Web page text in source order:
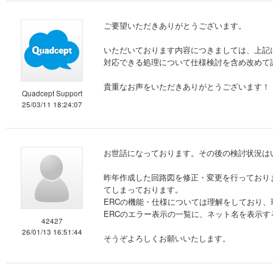
Quadcept Support
25/03/11 18:24:07
ご要望いただきありがとうございます。
いただいております内容につきましては、上
対応できる処理について仕様検討を含め改め
貴重なお声をいただきありがとうございます！
42427
26/01/13 16:51:44
お世話になっております。その後の検討状況
昨年作成した回路図を修正・変更を行ってお
てしまっております。
ERCの機能・仕様については理解をしており
ERCのエラー表示の一覧に、ネット名を表示
そうぞよろしくお願いいたします。